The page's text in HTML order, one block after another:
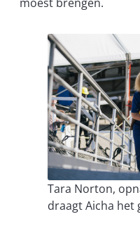
Tara Norton,
draagt ​Aicha het